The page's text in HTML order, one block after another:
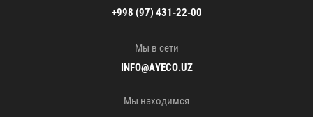
+998 (97) 431-22-00
Мы в сети
INFO@AYECO.UZ
Мы находимся